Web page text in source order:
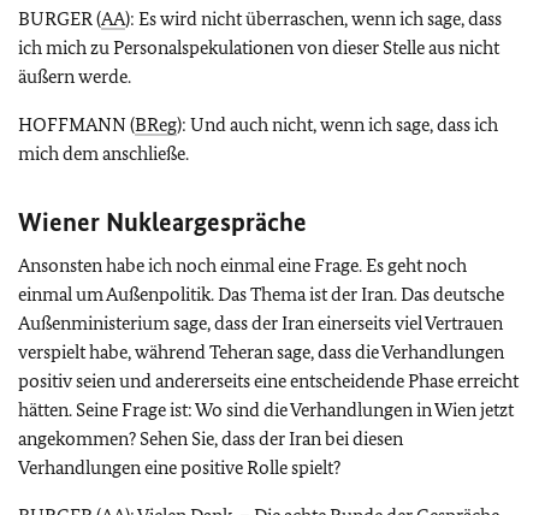
BURGER (AA): Es wird nicht überraschen, wenn ich sage, dass
ich mich zu Personalspekulationen von dieser Stelle aus nicht
äußern werde.
HOFFMANN (BReg): Und auch nicht, wenn ich sage, dass ich
mich dem anschließe.
Wiener Nukleargespräche
Ansonsten habe ich noch einmal eine Frage. Es geht noch
einmal um Außenpolitik. Das Thema ist der Iran. Das deutsche
Außenministerium sage, dass der Iran einerseits viel Vertrauen
verspielt habe, während Teheran sage, dass die Verhandlungen
positiv seien und andererseits eine entscheidende Phase erreicht
hätten. Seine Frage ist: Wo sind die Verhandlungen in Wien jetzt
angekommen? Sehen Sie, dass der Iran bei diesen
Verhandlungen eine positive Rolle spielt?